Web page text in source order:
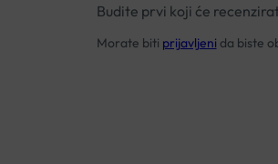
Budite prvi koji će
Morate biti prijavljeni da biste